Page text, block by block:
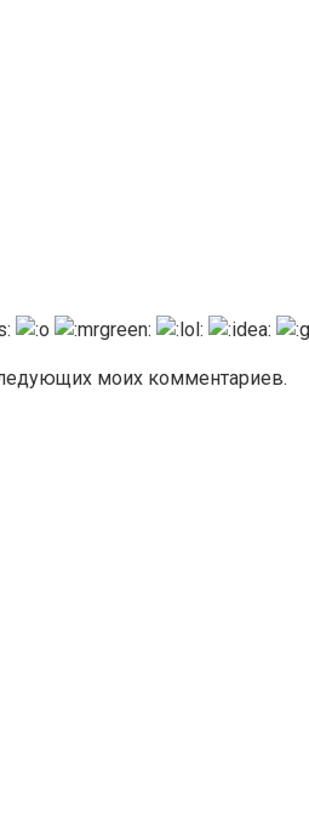
моих комментариев.